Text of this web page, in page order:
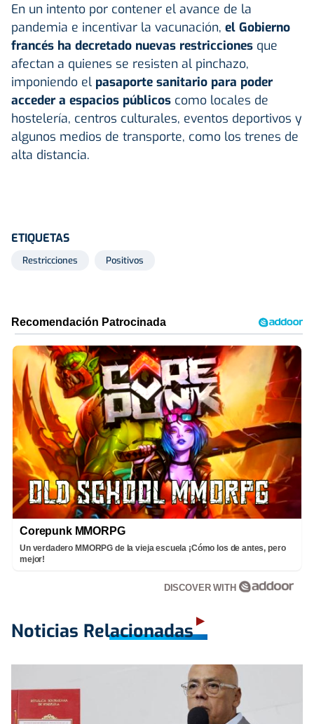
En un intento por contener el avance de la
pandemia e incentivar la vacunación, el Gobierno
francés ha decretado nuevas restricciones que
afectan a quienes se resisten al pinchazo,
imponiendo el pasaporte sanitario para poder
acceder a espacios públicos como locales de
hostelería, centros culturales, eventos deportivos y
algunos medios de transporte, como los trenes de
alta distancia.
ETIQUETAS
Restricciones Positivos
Corepunk MMORPG
Un verdadero MMORPG de la vieja escuela ¡Cómo los de antes, pero
mejor!
DISCOVER WITH
Noticias Relacionadas